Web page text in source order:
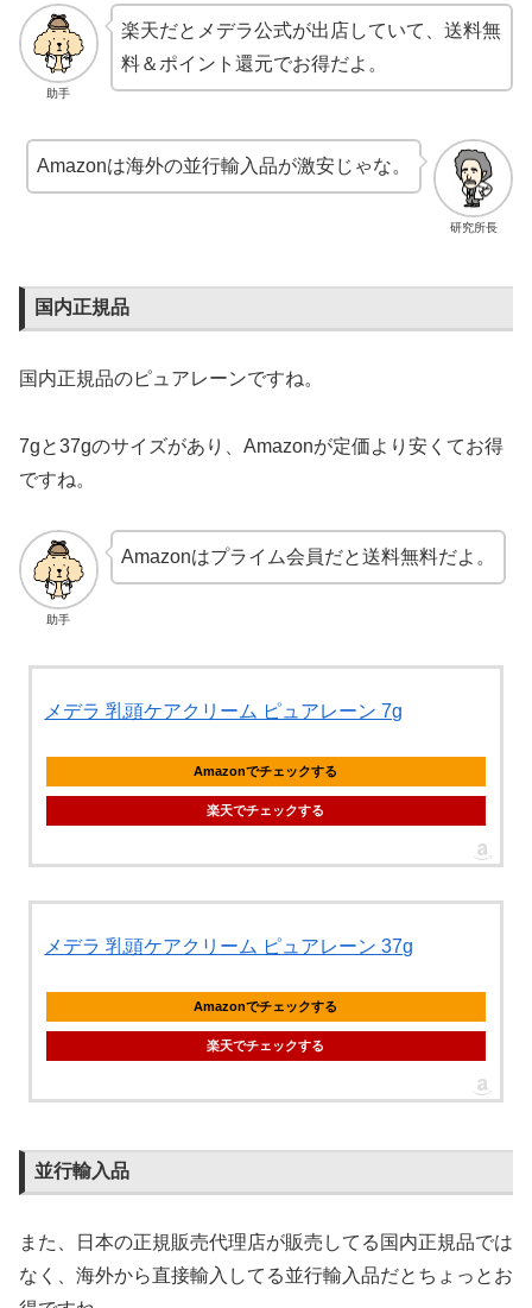
助手
楽天だとメデラ公式が出店していて、送料無
料＆ポイント還元でお得だよ。
研究所長
Amazonは海外の並行輸入品が激安じゃな。
国内正規品
国内正規品のピュアレーンですね。
7gと37gのサイズがあり、Amazonが定価より安くてお得
ですね。
助手
Amazonはプライム会員だと送料無料だよ。
メデラ 乳頭ケアクリーム ピュアレーン 7g
Amazonでチェックする
楽天でチェックする
メデラ 乳頭ケアクリーム ピュアレーン 37g
Amazonでチェックする
楽天でチェックする
並行輸入品
また、日本の正規販売代理店が販売してる国内正規品では
なく、海外から直接輸入してる並行輸入品だとちょっとお